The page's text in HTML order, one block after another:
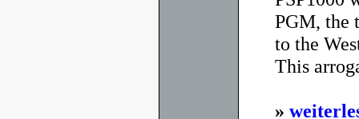
PGM, the
to the
This
»